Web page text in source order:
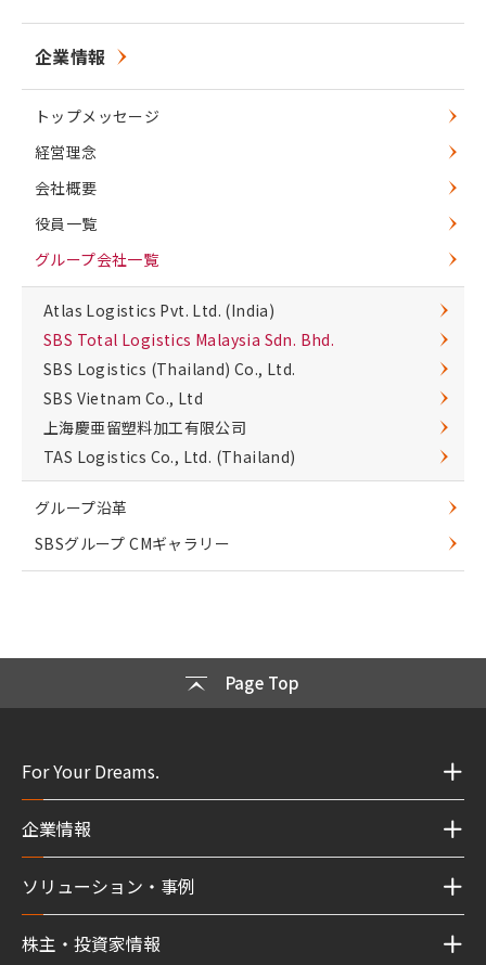
企業情報
トップメッセージ
経営理念
会社概要
役員一覧
グループ会社一覧
Atlas Logistics Pvt. Ltd. (India)
SBS Total Logistics Malaysia Sdn. Bhd.
SBS Logistics (Thailand) Co., Ltd.
SBS Vietnam Co., Ltd
上海慶亜留塑料加工有限公司
TAS Logistics Co., Ltd. (Thailand)
グループ沿革
SBSグループ CMギャラリー
Page Top
For Your Dreams.
企業情報
ソリューション・事例
株主・投資家情報